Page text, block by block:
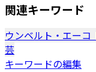
関連キーワード
ウンベルト・エーコ
芸
キーワードの編集